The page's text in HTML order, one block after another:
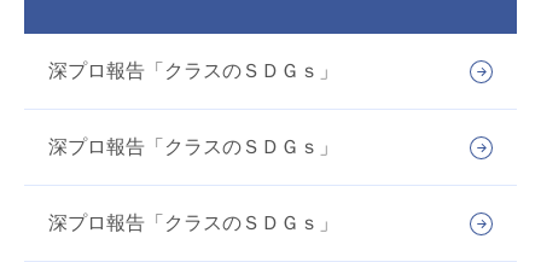
深プロ報告「クラスのＳＤＧｓ」
深プロ報告「クラスのＳＤＧｓ」
深プロ報告「クラスのＳＤＧｓ」